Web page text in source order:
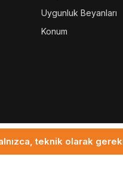
Uygunluk Beyanları
Konum
* Tüm fiyatlar hariç. KDV artı
teknik olarak